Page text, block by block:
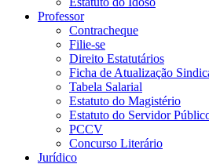
Professor
Contracheque
Filie-se
Direito Estatutários
Ficha de Atualização
Tabela Salarial
Estatuto do Magistério
Estatuto do Servidor
PCCV
Concurso Literário
Jurídico